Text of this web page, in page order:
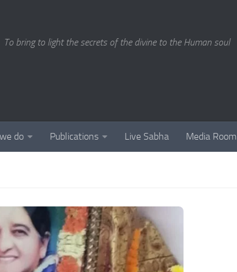
To bring to light the secrets of the divine to the Human soul
do Publications Live Sabha Media Room